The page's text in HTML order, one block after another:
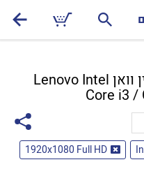
מחשבים All In One - אול אין וואן Lenovo Intel
Core i3 /
1920x1080 Full HD